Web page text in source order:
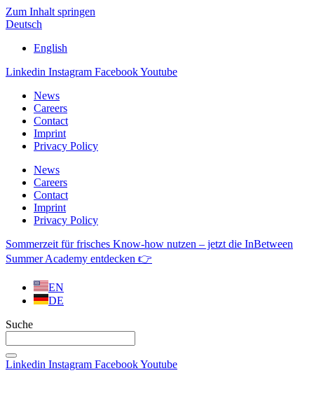
Zum Inhalt springen
Deutsch
English
Linkedin Instagram FacebookYoutube
News
Careers
Contact
Imprint
Privacy Policy
News
Careers
Contact
Imprint
Privacy Policy
Sommerzeit für frisches Know-how nutzen – jetzt die InBetween
Summer Academy entdecken 👉
EN
DE
Suche
Linkedin Instagram FacebookYoutube